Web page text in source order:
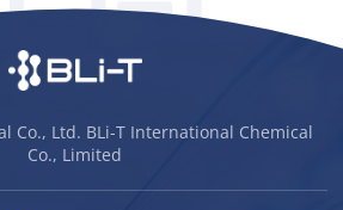
Co., Ltd. BLi-T International Chemical
Co., Limited